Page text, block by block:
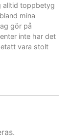
alltid toppbetyg
mina
gör på
inte har det
vara stolt